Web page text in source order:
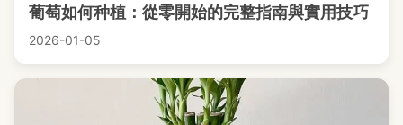
葡萄如何种植：從零開始的完整指南與實用技巧
2026-01-05